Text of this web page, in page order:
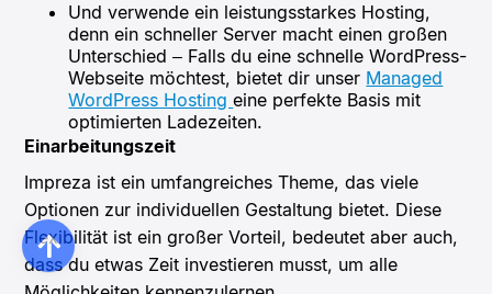
Und verwende ein leistungsstarkes Hosting,
denn ein schneller Server macht einen großen
Unterschied – Falls du eine schnelle WordPress-
Webseite möchtest, bietet dir unser Managed
WordPress Hostingeine perfekte Basis mit
optimierten Ladezeiten.
Einarbeitungszeit
Impreza ist ein umfangreiches Theme, das viele
Optionen zur individuellen Gestaltung bietet. Diese
Flexibilität ist ein großer Vorteil, bedeutet aber auch,
dass du etwas Zeit investieren musst, um alle